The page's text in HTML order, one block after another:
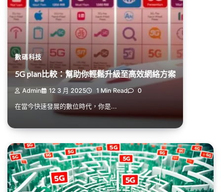
數碼科技
5G plan比較：幫助你輕鬆升級至高效網絡方案
Admin 12 3 月 2025 1 Min Read 0
在當今快速發展的數位時代，你是...